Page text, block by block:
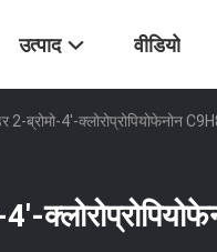
उत्पाद वीडियो
2-ब्रोमो-4'-क्लोरोप्रोपियोफेनोन